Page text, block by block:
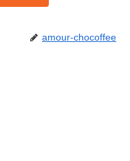
amour-chocoffee